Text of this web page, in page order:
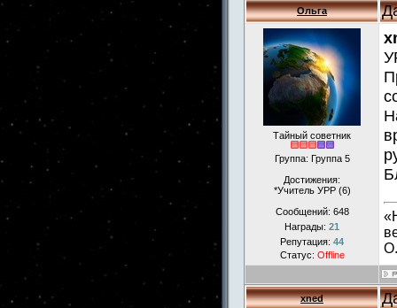
Ольга
Тайный советник
Группа: Группа 5
Достижения:
*Учитель УРР (6)
Сообщений: 648
Награды: 21
Репутация: 44
Статус: Offline
xned